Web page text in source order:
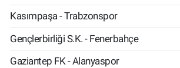
Kasımpaşa - Trabzonspor
Gençlerbirliği S.K. - Fenerbahçe
Gaziantep FK - Alanyaspor